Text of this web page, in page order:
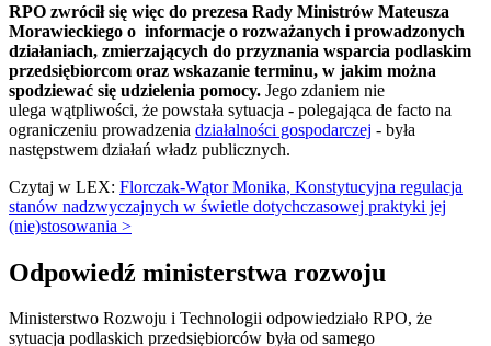
RPO zwrócił się więc do prezesa Rady Ministrów Mateusza
Morawieckiego o informacje o rozważanych i prowadzonych
działaniach, zmierzających do przyznania wsparcia podlaskim
przedsiębiorcom oraz wskazanie terminu, w jakim można
spodziewać się udzielenia pomocy. Jego zdaniem nie
ulega wątpliwości, że powstała sytuacja - polegająca de facto na
ograniczeniu prowadzenia działalności gospodarczej - była
następstwem działań władz publicznych.
Czytaj w LEX: Florczak-Wątor Monika, Konstytucyjna regulacja
stanów nadzwyczajnych w świetle dotychczasowej praktyki jej
(nie)stosowania >
Odpowiedź ministerstwa rozwoju
Ministerstwo Rozwoju i Technologii odpowiedziało RPO, że
sytuacja podlaskich przedsiębiorców była od samego